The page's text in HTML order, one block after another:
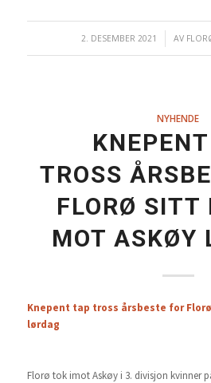
2. DESEMBER 2021
/ AV
NYHENDE
TROSS
FLORØ SITT
MOT ASKØY
Knepent tap tross årsbeste for
lørdag
Florø tok imot Askøy i 3. divisjon kvinner